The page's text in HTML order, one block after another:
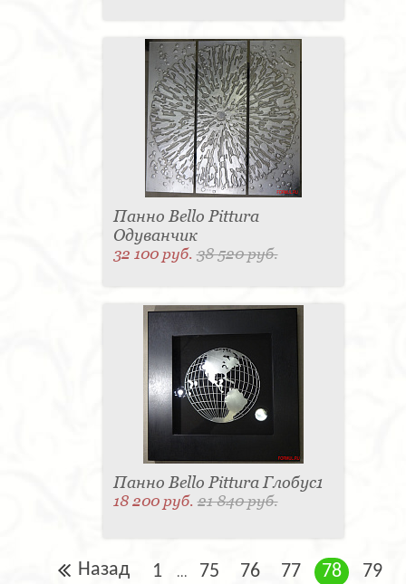
Панно Bello Pittura
Одуванчик
32 100 руб.38 520 руб.
Панно Bello Pittura Глобус1
18 200 руб.21 840 руб.
Назад 1 ... 75 76 77 78 79